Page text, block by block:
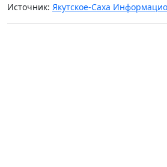
Источник: Якутское-Саха